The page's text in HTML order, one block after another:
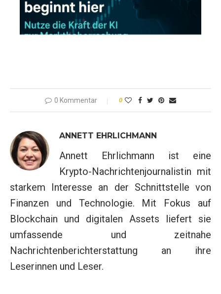
0 Kommentar 0
ANNETT EHRLICHMANN
Annett Ehrlichmann ist eine
Krypto-Nachrichtenjournalistin mit
starkem Interesse an der Schnittstelle von
Finanzen und Technologie. Mit Fokus auf
Blockchain und digitalen Assets liefert sie
umfassende und zeitnahe
Nachrichtenberichterstattung an ihre
Leserinnen und Leser.